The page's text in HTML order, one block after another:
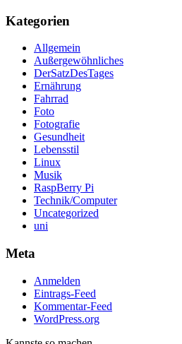
Kategorien
Allgemein
Außergewöhnliches
DerSatzDesTages
Ernährung
Fahrrad
Foto
Fotografie
Gesundheit
Lebensstil
Linux
Musik
RaspBerry Pi
Technik/Computer
Uncategorized
uni
Meta
Anmelden
Eintrags-Feed
Kommentar-Feed
WordPress.org